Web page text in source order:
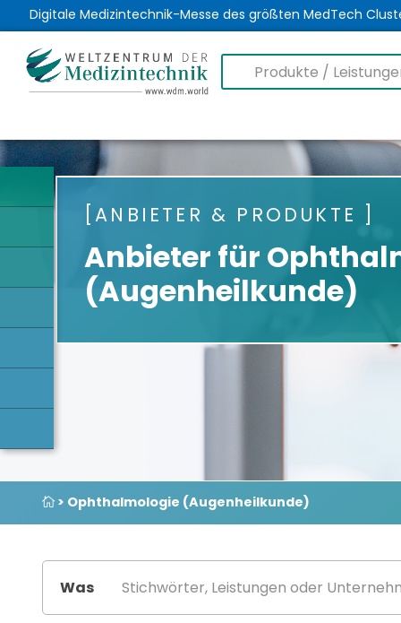
Digitale Medizintechnik-Messe des größten MedTech
ANBIETER & PRODUKTE
Anbieter für
(Augenheilkunde)
> Ophthalmologie (Augenheilkunde)
Was